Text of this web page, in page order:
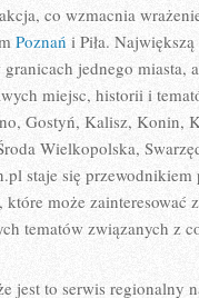
co wzmacnia
Poznań i Piła.
jednego miasta,
miejsc, historii i
Gostyń, Kalisz, Konin,
Wielkopolska,
staje się
może zainteresować
tematów związanych z
jest to serwis regionalny